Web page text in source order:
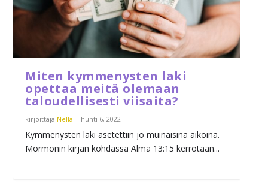
Miten kymmenysten laki
opettaa meitä olemaan
taloudellisesti viisaita?
kirjoittaja Nella | huhti 6, 2022
Kymmenysten laki asetettiin jo muinaisina aikoina.
Mormonin kirjan kohdassa Alma 13:15 kerrotaan...